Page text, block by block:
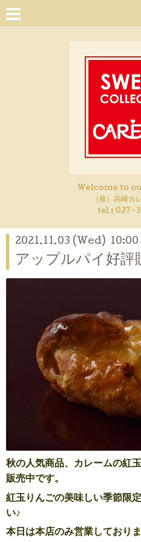
Welcome to
（株）高崎
tel : 027-
2021.11.03 (Wed) 10:00
アップルパイ好評
秋の人気商品、カレームの紅
販売中です。
紅玉りんごの美味しい季節限
い♪
本日は本店のみ営業しておりま